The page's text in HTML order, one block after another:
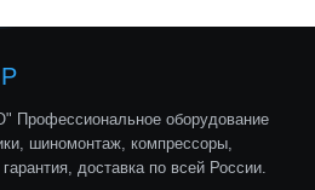
оборудование
шиномонтаж, компрессоры,
доставка по всей России.